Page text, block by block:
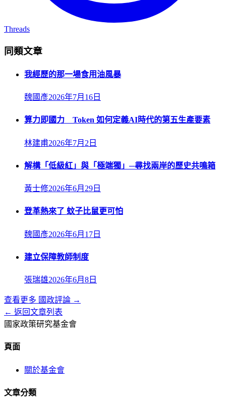
Threads
同類文章
我經歷的那一場食用油風暴
魏國彥2026年7月16日
算力即國力 Token 如何定義AI時代的第五生產要素
林建甫2026年7月2日
解構「低級紅」與「極端獨」─尋找兩岸的歷史共鳴箱
黃士修2026年6月29日
登革熱來了 蚊子比鼠更可怕
魏國彥2026年6月17日
建立保障教師制度
張瑞雄2026年6月8日
查看更多 國政評論 →
← 返回文章列表
國家政策研究基金會
頁面
關於基金會
文章分類